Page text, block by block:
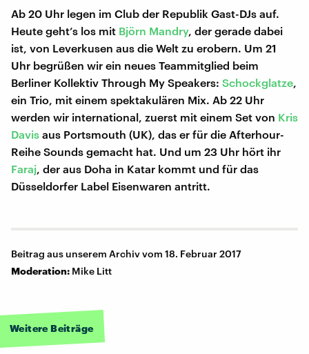
Ab 20 Uhr legen im Club der Republik Gast-DJs auf.
Heute geht’s los mit Björn Mandry, der gerade dabei
ist, von Leverkusen aus die Welt zu erobern. Um 21
Uhr begrüßen wir ein neues Teammitglied beim
Berliner Kollektiv Through My Speakers: Schockglatze,
ein Trio, mit einem spektakulären Mix. Ab 22 Uhr
werden wir international, zuerst mit einem Set von Kris
Davis aus Portsmouth (UK), das er für die Afterhour-
Reihe Sounds gemacht hat. Und um 23 Uhr hört ihr
Faraj, der aus Doha in Katar kommt und für das
Düsseldorfer Label Eisenwaren antritt.
Beitrag aus unserem Archiv vom 18. Februar 2017
Moderation: Mike Litt
Weitere Beiträge